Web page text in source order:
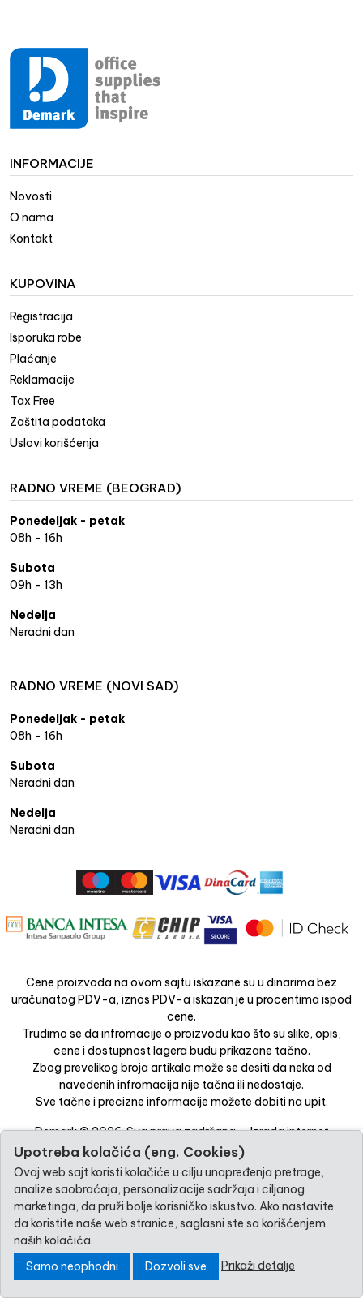
INFORMACIJE
Novosti
O nama
Kontakt
KUPOVINA
Registracija
Isporuka robe
Plaćanje
Reklamacije
Tax Free
Zaštita podataka
Uslovi korišćenja
RADNO VREME (BEOGRAD)
Ponedeljak - petak
08h - 16h
Subota
09h - 13h
Nedelja
Neradni dan
RADNO VREME (NOVI SAD)
Ponedeljak - petak
08h - 16h
Subota
Neradni dan
Nedelja
Neradni dan
Cene proizvoda na ovom sajtu iskazane su u dinarima bez
uračunatog PDV-a, iznos PDV-a iskazan je u procentima ispod
cene.
Trudimo se da infromacije o proizvodu kao što su slike, opis,
cene i dostupnost lagera budu prikazane tačno.
Zbog prevelikog broja artikala može se desiti da neka od
navedenih infromacija nije tačna ili nedostaje.
Sve tačne i precizne informacije možete dobiti na upit.
Demark © 2026. Sva prava zadržana. -Izrada internet
prodavnice-Selltico.
Upotreba kolačića (eng. Cookies)
Ovaj web sajt koristi kolačiće u cilju unapređenja pretrage,
analize saobraćaja, personalizacije sadržaja i ciljanog
marketinga, da pruži bolje korisničko iskustvo. Ako nastavite
da koristite naše web stranice, saglasni ste sa korišćenjem
naših kolačića.
Samo neophodni
Dozvoli sve Prikaži detalje